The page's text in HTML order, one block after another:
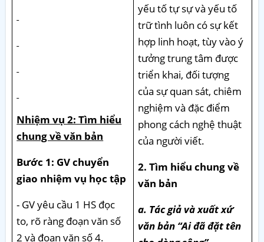
Nhiệm vụ 2: Tìm hiểu
chung về văn bản
Bước 1: GV chuyển
giao nhiệm vụ học tập
- GV yêu cầu 1 HS đọc
to, rõ ràng đoạn văn số
2 và đoạn văn số 4.
yếu tố tự sự và yếu tố
trữ tình luôn có sự kết
hợp linh hoạt, tùy vào ý
tưởng trung tâm được
triển khai, đối tượng
của sự quan sát, chiêm
nghiệm và đặc điểm
phong cách nghệ thuật
của người viết.
2. Tìm hiểu chung về
văn bản
a. Tác giả và xuất xứ
văn bản “Ai đã đặt tên